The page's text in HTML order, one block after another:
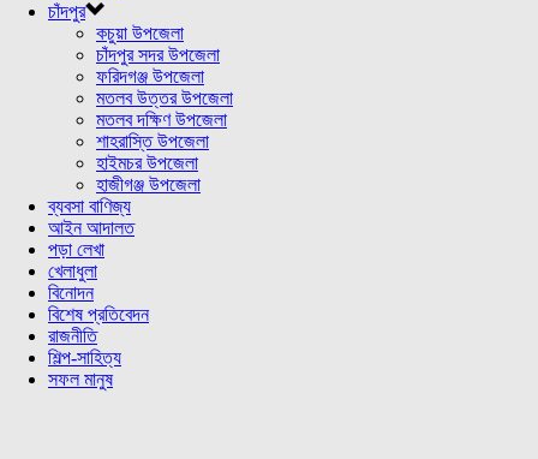
চাঁদপুর
কচুয়া উপজেলা
চাঁদপুর সদর উপজেলা
ফরিদগঞ্জ উপজেলা
মতলব উত্তর উপজেলা
মতলব দক্ষিণ উপজেলা
শাহরাস্তি উপজেলা
হাইমচর উপজেলা
হাজীগঞ্জ উপজেলা
ব্যবসা বাণিজ্য
আইন আদালত
পড়া লেখা
খেলাধুলা
বিনোদন
বিশেষ প্রতিবেদন
রাজনীতি
শিল্প-সাহিত্য
সফল মানুষ